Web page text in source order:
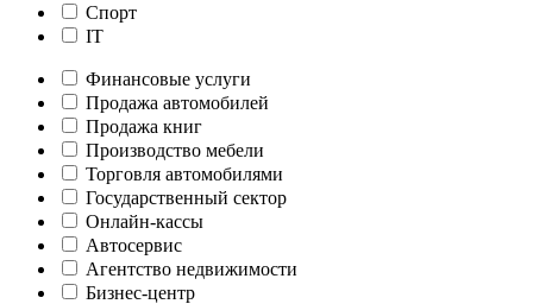
Спорт
IT
Финансовые услуги
Продажа автомобилей
Продажа книг
Производство мебели
Торговля автомобилями
Государственный сектор
Онлайн-кассы
Автосервис
Агентство недвижимости
Бизнес-центр